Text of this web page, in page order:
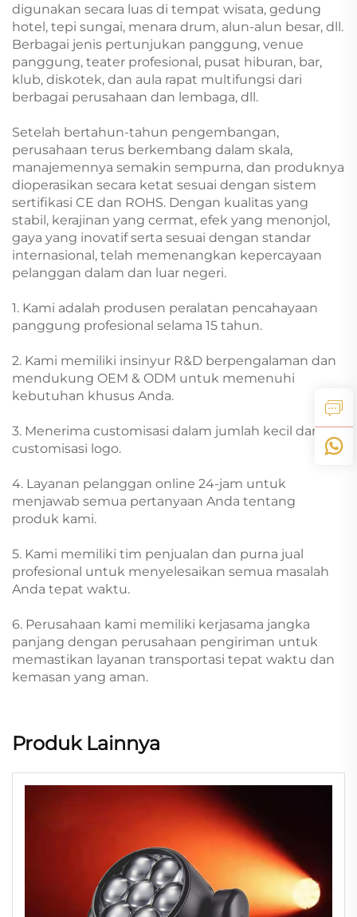
digunakan secara luas di tempat wisata, gedung
hotel, tepi sungai, menara drum, alun-alun besar, dll.
Berbagai jenis pertunjukan panggung, venue
panggung, teater profesional, pusat hiburan, bar,
klub, diskotek, dan aula rapat multifungsi dari
berbagai perusahaan dan lembaga, dll.
Setelah bertahun-tahun pengembangan,
perusahaan terus berkembang dalam skala,
manajemennya semakin sempurna, dan produknya
dioperasikan secara ketat sesuai dengan sistem
sertifikasi CE dan ROHS. Dengan kualitas yang
stabil, kerajinan yang cermat, efek yang menonjol,
gaya yang inovatif serta sesuai dengan standar
internasional, telah memenangkan kepercayaan
pelanggan dalam dan luar negeri.
1. Kami adalah produsen peralatan pencahayaan
panggung profesional selama 15 tahun.
2. Kami memiliki insinyur R&D berpengalaman dan
mendukung OEM & ODM untuk memenuhi
kebutuhan khusus Anda.
3. Menerima customisasi dalam jumlah kecil dan
customisasi logo.
4. Layanan pelanggan online 24-jam untuk
menjawab semua pertanyaan Anda tentang
produk kami.
5. Kami memiliki tim penjualan dan purna jual
profesional untuk menyelesaikan semua masalah
Anda tepat waktu.
6. Perusahaan kami memiliki kerjasama jangka
panjang dengan perusahaan pengiriman untuk
memastikan layanan transportasi tepat waktu dan
kemasan yang aman.
Produk Lainnya